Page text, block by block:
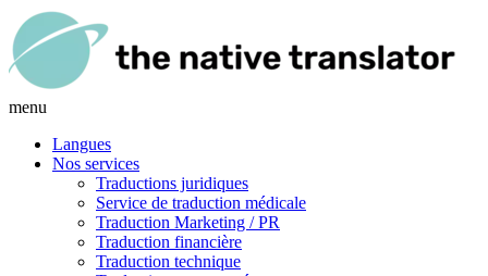
menu
Langues
Nos services
Traductions juridiques
Service de traduction médicale
Traduction Marketing / PR
Traduction financière
Traduction technique